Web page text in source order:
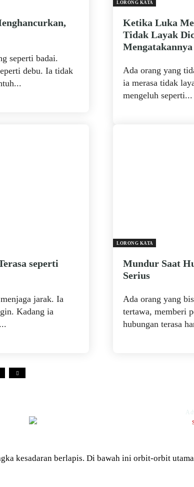
seperti badai.
debu. Ia tidak
LORONG KATA
Ketika Luka
Tidak Layak
Mengatakannya
Ada orang yang
ia merasa tidak
mengeluh seperti...
seperti
jarak. Ia
Kadang ia
LORONG KATA
Mundur Saat
Serius
Ada orang yang
tertawa, memberi
hubungan terasa
kesadaran berlapis. Di bawah ini orbit-orbit